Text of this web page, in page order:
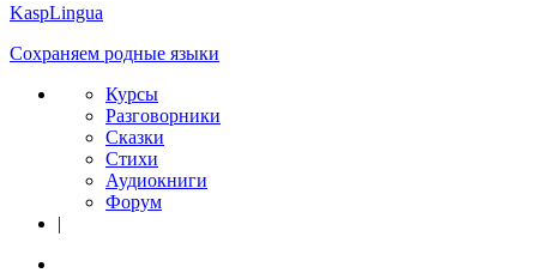
KaspLingua
Сохраняем родные языки
Курсы
Разговорники
Сказки
Стихи
Аудиокниги
Форум
|